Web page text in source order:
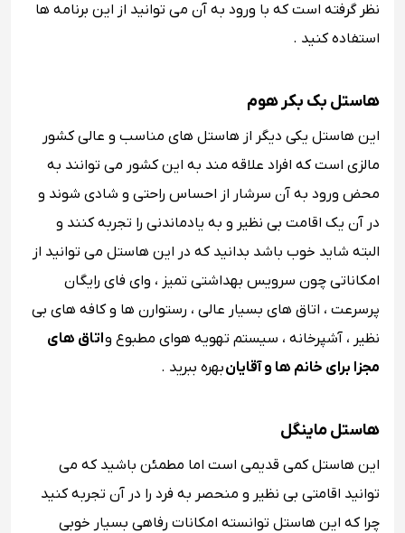
نظر گرفته است که با ورود به آن می توانید از این برنامه ها
استفاده کنید .
هاستل بک بکر هوم
این هاستل یکی دیگر از هاستل های مناسب و عالی کشور
مالزی است که افراد علاقه مند به این کشور می توانند به
محض ورود به آن سرشار از احساس راحتی و شادی شوند و
در آن یک اقامت بی نظیر و به یادماندنی را تجربه کنند و
البته شاید خوب باشد بدانید که در این هاستل می توانید از
امکاناتی چون سرویس بهداشتی تمیز ، وای فای رایگان
پرسرعت ، اتاق های بسیار عالی ، رستوارن ها و کافه های بی
نظیر ، آشپرخانه ، سیستم تهویه هوای مطبوع واتاق های
مجزا برای خانم ها و آقایانبهره ببرید .
هاستل ماینگل
این هاستل کمی قدیمی است اما مطمئن باشید که می
توانید اقامتی بی نظیر و منحصر به فرد را در آن تجربه کنید
چرا که این هاستل توانسته امکانات رفاهی بسیار خوبی